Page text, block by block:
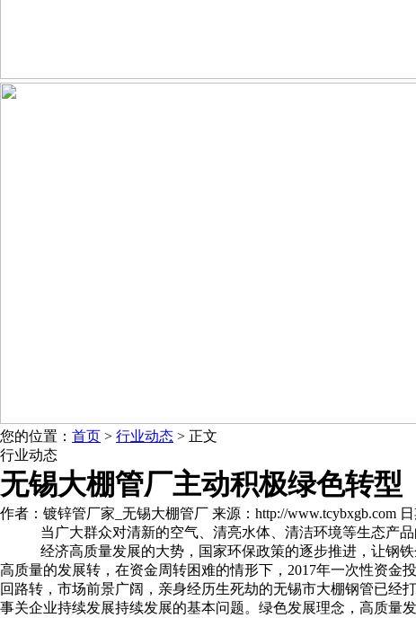
您的位置： 首页 > 行业动态 > 正文
行业动态
无锡大棚管厂主动积极绿色转型
作者：镀锌管厂家_无锡大棚管厂 来源：http://www.tcybxgb.com 日
当广大群众对清新的空气、清亮水体、清洁环境等生态产
经济高质量发展的大势，国家环保政策的逐步推进，让钢
高质量的发展转，在资金周转困难的情形下，2017年一次性资
回路转，市场前景广阔，亲身经历生死劫的无锡市大棚钢管已经
事关企业持续发展持续发展的基本问题。绿色发展理念，高质量